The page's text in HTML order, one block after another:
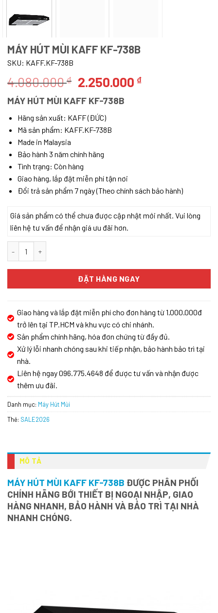
MÁY HÚT MÙI KAFF KF-738B
SKU: KAFF.KF-738B
4.080.000₫ Giá
gốc
là:
4.080.000 ₫.
2.250.000 ₫Giá
MÁY HÚT MÙI KAFF KF-738B
Hãng sản xuất: KAFF (ĐỨC)
Mã sản phẩm: KAFF.KF-738B
Made in Malaysia
Bảo hành 3 năm chính hãng
Tình trạng: Còn hàng
Giao hàng, lắp đặt miễn phí tận nơi
Đổi trả sản phẩm 7 ngày (Theo chính sách bảo hành)
Giá sản phẩm có thể chưa được cập nhật mới nhất. Vui lòng
liên hệ tư vấn để nhận giá ưu đãi hơn.
ĐẶT HÀNG NGAY
Giao hàng và lắp đặt miễn phí cho đơn hàng từ 1.000.000đ
trở lên tại TP.HCM và khu vực có chi nhánh.
Sản phẩm chính hãng, hóa đơn chứng từ đầy đủ.
Xử lý lỗi nhanh chóng sau khi tiếp nhận, bảo hành bảo trì tại
nhà.
Liên hệ ngay 096.775.4648 để được tư vấn và nhận được
thêm ưu đãi.
Danh mục: Máy Hút Mùi
Thẻ: SALE2026
MÔ TẢ
MÁY HÚT MÙI KAFF KF-738B ĐƯỢC PHÂN PHỐI
CHÍNH HÃNG BỚI THIẾT BỊ NGOẠI NHẬP, GIAO
HÀNG NHANH, BẢO HÀNH VÀ BẢO TRÌ TẠI NHÀ
NHANH CHÓNG.